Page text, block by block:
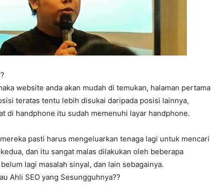
website anda akan mudah di temukan, halaman pertama
teratas tentu lebih disukai daripada posisi lainnya,
di handphone itu sudah memenuhi layar handphone.
pasti harus mengeluarkan tenaga lagi untuk mencari
dan itu sangat malas dilakukan oleh beberapa
lagi masalah sinyal, dan lain sebagainya.
Ahli SEO yang Sesungguhnya??